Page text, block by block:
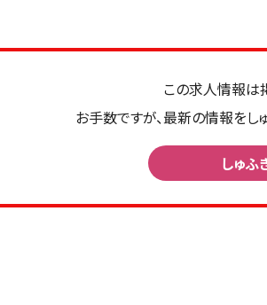
この求人情報は
お手数ですが、最新の情報をし
しゅふ